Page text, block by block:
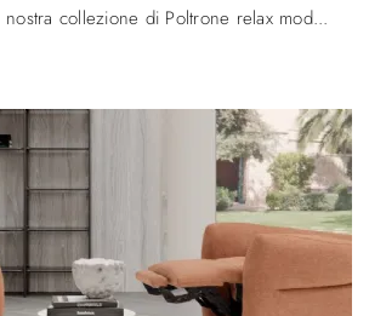
Scopri di più sulla nostra collezione di Poltrone relax moderne: ottieni il massimo livello di comfort con la poltrona relax William in tessuto.